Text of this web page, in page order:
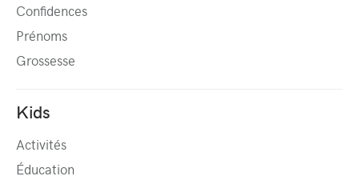
Confidences
Prénoms
Grossesse
Kids
Activités
Éducation